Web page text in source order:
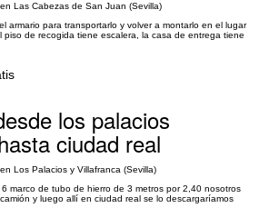
Las Cabezas de San Juan (Sevilla)
armario para transportarlo y volver a montarlo en el lugar
piso de recogida tiene escalera, la casa de entrega tiene
los palacios
ciudad real
Los Palacios y Villafranca (Sevilla)
marco de tubo de hierro de 3 metros por 2,40 nosotros
y luego allí en ciudad real se lo descargaríamos